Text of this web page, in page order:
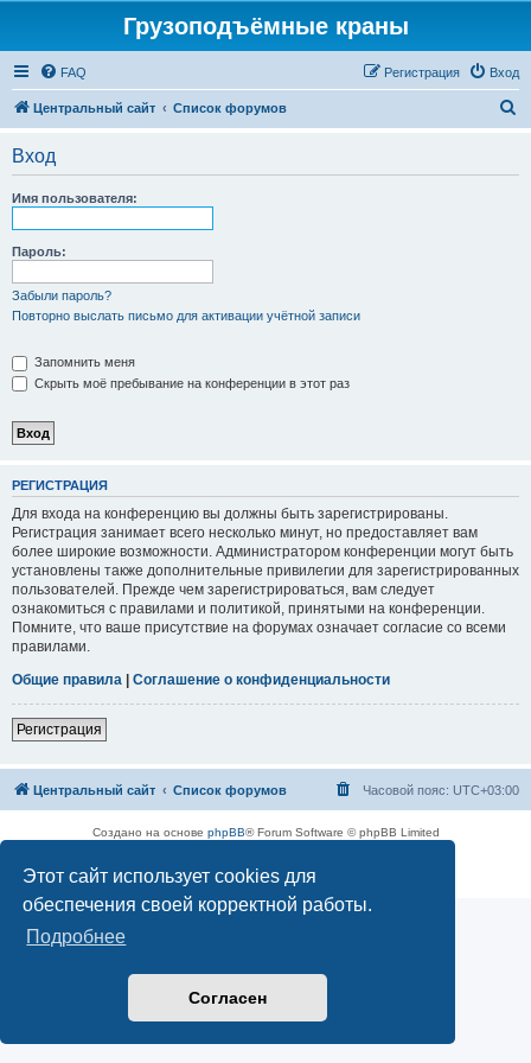
Этот сайт использует cookies для
обеспечения своей корректной работы.
Подробнее
Согласен
Грузоподъёмные краны
FAQ Вход
Регистрация
Центральный сайт Список форумов
Вход
Имя пользователя:
Пароль:
Забыли пароль?
Повторно выслать письмо для активации учётной записи
Запомнить меня
Скрыть моё пребывание на конференции в этот раз
РЕГИСТРАЦИЯ
Для входа на конференцию вы должны быть зарегистрированы.
Регистрация занимает всего несколько минут, но предоставляет вам
более широкие возможности. Администратором конференции могут быть
установлены также дополнительные привилегии для зарегистрированных
пользователей. Прежде чем зарегистрироваться, вам следует
ознакомиться с правилами и политикой, принятыми на конференции.
Помните, что ваше присутствие на форумах означает согласие со всеми
правилами.
Общие правила | Соглашение о конфиденциальности
Регистрация
Центральный сайт Список форумов Часовой пояс: UTC+03:00
Создано на основе phpBB® Forum Software © phpBB Limited
Конфиденциальность|Правила